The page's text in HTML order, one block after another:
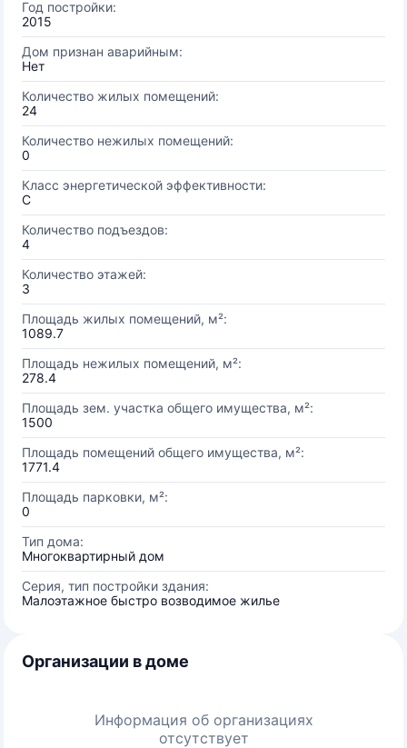
Год постройки:
2015
Дом признан аварийным:
Нет
Количество жилых помещений:
24
Количество нежилых помещений:
0
Класс энергетической эффективности:
C
Количество подъездов:
4
Количество этажей:
3
Площадь жилых помещений, м²:
1089.7
Площадь нежилых помещений, м²:
278.4
Площадь зем. участка общего имущества, м²:
1500
Площадь помещений общего имущества, м²:
1771.4
Площадь парковки, м²:
0
Тип дома:
Многоквартирный дом
Серия, тип постройки здания:
Малоэтажное быстро возводимое жилье
Организации в доме
Информация об организациях
отсутствует